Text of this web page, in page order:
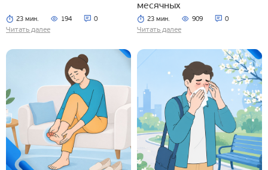
23 мин. 194 0
Читать далее
месячных
23 мин. 909 0
Читать далее